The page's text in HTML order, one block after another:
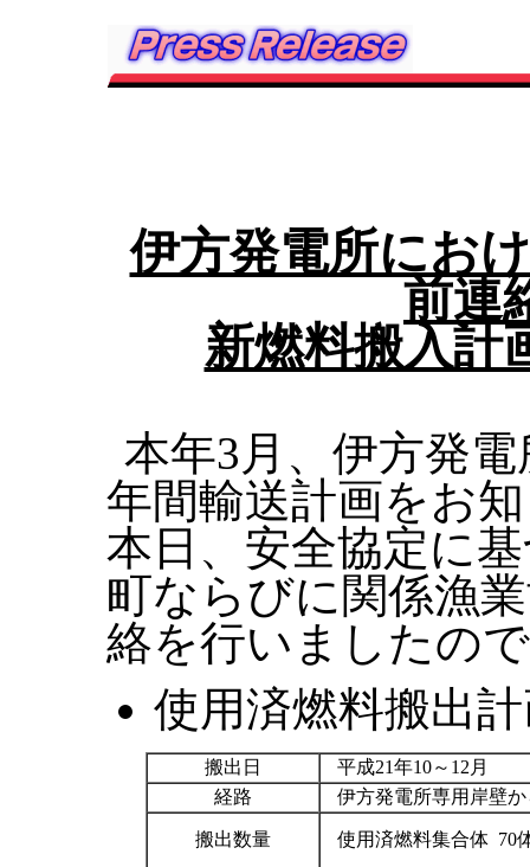
伊方発電所にお
前連
新燃料搬入計
本年3月、伊方発
年間輸送計画をお
本日、安全協定に
町ならびに関係漁
絡を行いましたの
使用済燃料搬出
搬出日
平成21年10～12月
経路
伊方発電所専用岸壁
搬出数量 使用済燃料集合体 70